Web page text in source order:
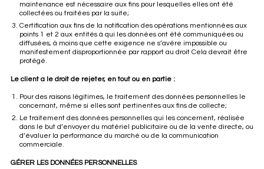
maintenance est nécessaire aux fins pour lesquelles elles ont été
collectées ou traitées par la suite;
Certification aux fins de la notification des opérations mentionnées aux
points 1 et 2 aux entités à qui les données ont été communiquées ou
diffusées, à moins que cette exigence ne s’avère impossible ou
manifestement disproportionnée par rapport au droit Cela devrait être
protégé.
Le client a le droit de rejeter, en tout ou en partie :
Pour des raisons légitimes, le traitement des données personnelles le
concernant, même si elles sont pertinentes aux fins de collecte;
Le traitement des données personnelles qui les concernent, réalisée
dans le but d’envoyer du matériel publicitaire ou de la vente directe, ou
d’évaluer la performance du marché ou de la communication
commerciale.
GÉRER LES DONNÉES PERSONNELLES